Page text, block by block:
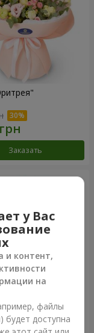
Заказать
нежность"
у Вас
и контент,
на
файлы
будет доступна